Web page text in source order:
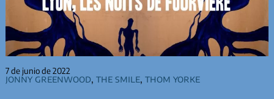
7 de junio de 2022
Jonny Greenwood, The Smile, Thom Yorke